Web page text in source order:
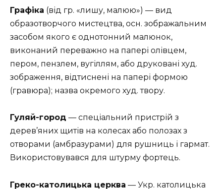
Графіка (від гр. «лишу, малюю») — вид
образотворчого мистецтва, осн. зображальним
засобом якого є однотонний малюнок,
виконаний переважно на папері олівцем,
пером, пензлем, вугіллям, або друковані худ.
зображення, відтиснені на папері формою
(гравюра); назва окремого худ. твору.
Гуляй-город — спеціальний пристрій з
дерев’яних щитів на колесах або полозах з
отворами (амбразурами) для рушниць і гармат.
Використовувався для штурму фортець.
Греко-католицька церква — Укр. католицька